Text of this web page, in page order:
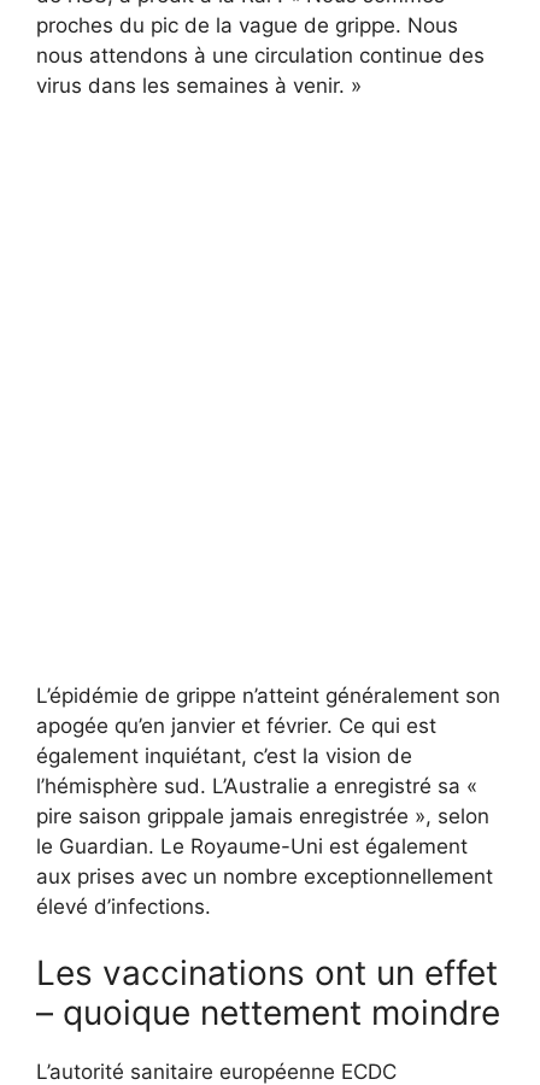
proches du pic de la vague de grippe. Nous
nous attendons à une circulation continue des
virus dans les semaines à venir. »
L’épidémie de grippe n’atteint généralement son
apogée qu’en janvier et février. Ce qui est
également inquiétant, c’est la vision de
l’hémisphère sud. L’Australie a enregistré sa «
pire saison grippale jamais enregistrée », selon
le Guardian. Le Royaume-Uni est également
aux prises avec un nombre exceptionnellement
élevé d’infections.
Les vaccinations ont un effet
– quoique nettement moindre
L’autorité sanitaire européenne ECDC